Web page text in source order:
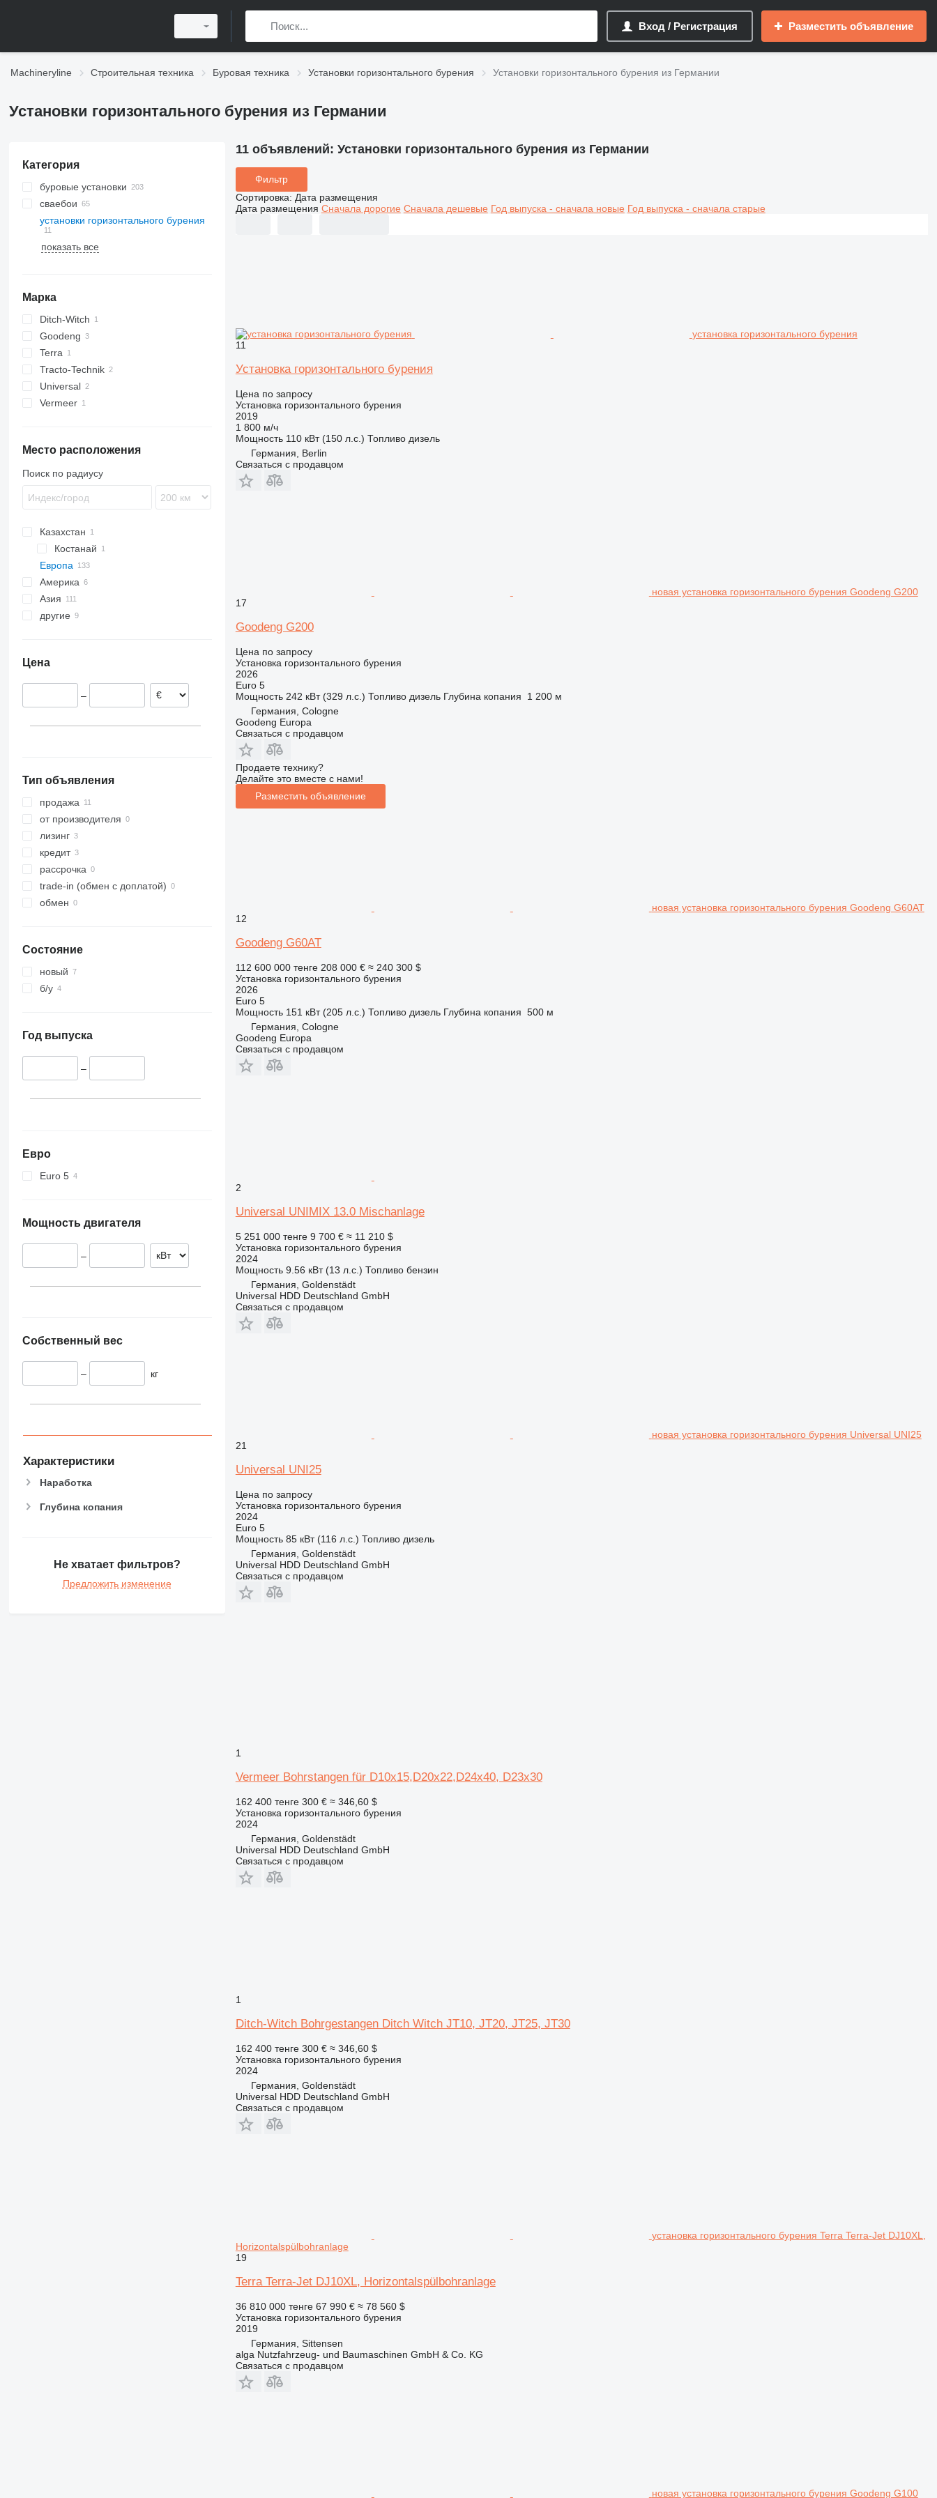
Вход / Регистрация Разместить объявление
Machineryline Строительная техника Буровая техника Установки горизонтального бурения Установки горизонтального бурения из Германии
Установки горизонтального бурения из Германии
Категория
буровые установки
сваебои
установки горизонтального бурения
показать все
Марка
Ditch-Witch
JT
Goodeng
Terra
Tracto-Technik
Universal
Vermeer
Место расположения
Поиск по радиусу
Казахстан
Костанай
Европа
Польша
Италия
Великобритания
Sittensen
Berlin
Бельгия
Литва
Америка
США
Мексика
Азия
Китай
Арабские Эмираты
Грузия
другие
Цена
–
Тип объявления
продажа
от производителя
лизинг
кредит
рассрочка
trade-in (обмен с доплатой)
обмен
Состояние
новый
б/у
Год выпуска
–
Евро
Euro 5
Мощность двигателя
–
Собственный вес
– кг
Характеристики
Наработка
Глубина копания
Не хватает фильтров?
Предложить изменение
11 объявлений: Установки горизонтального бурения из Германии
Фильтр
Сортировка: Дата размещения
Дата размещения Сначала дорогие Сначала дешевые Год выпуска - сначала новые Год выпуска - сначала старые
установка горизонтального бурения
11
Установка горизонтального бурения
Цена по запросу
Установка горизонтального бурения
2019
1 800 м/ч
Мощность 110 кВт (150 л.с.) Топливо дизель
Германия, Berlin
Связаться с продавцом
новая установка горизонтального бурения Goodeng G200
17
Goodeng G200
Цена по запросу
Установка горизонтального бурения
2026
Euro 5
Мощность 242 кВт (329 л.с.) Топливо дизель Глубина копания
1 200 м
Германия, Cologne
Goodeng Europa
Связаться с продавцом
Продаете технику?
Делайте это вместе с нами!
Разместить объявление
новая установка горизонтального бурения Goodeng G60AT
12
Goodeng G60AT
112 600 000 тенге 208 000 € ≈ 240 300 $
Установка горизонтального бурения
2026
Euro 5
Мощность 151 кВт (205 л.с.) Топливо дизель Глубина копания 500 м
Германия, Cologne
Goodeng Europa
Связаться с продавцом
2
Universal UNIMIX 13.0 Mischanlage
5 251 000 тенге 9 700 € ≈ 11 210 $
Установка горизонтального бурения
2024
Мощность 9.56 кВт (13 л.с.) Топливо бензин
Германия, Goldenstädt
Universal HDD Deutschland GmbH
Связаться с продавцом
новая установка горизонтального бурения Universal UNI25
21
Universal UNI25
Цена по запросу
Установка горизонтального бурения
2024
Euro 5
Мощность 85 кВт (116 л.с.) Топливо дизель
Германия, Goldenstädt
Universal HDD Deutschland GmbH
Связаться с продавцом
1
Vermeer Bohrstangen für D10x15,D20x22,D24x40, D23x30
162 400 тенге 300 € ≈ 346,60 $
Установка горизонтального бурения
2024
Германия, Goldenstädt
Universal HDD Deutschland GmbH
Связаться с продавцом
1
Ditch-Witch Bohrgestangen Ditch Witch JT10, JT20, JT25, JT30
162 400 тенге 300 € ≈ 346,60 $
Установка горизонтального бурения
2024
Германия, Goldenstädt
Universal HDD Deutschland GmbH
Связаться с продавцом
установка горизонтального бурения Terra Terra-Jet DJ10XL,
Horizontalspülbohranlage
19
Terra Terra-Jet DJ10XL, Horizontalspülbohranlage
36 810 000 тенге 67 990 € ≈ 78 560 $
Установка горизонтального бурения
2019
Германия, Sittensen
alga Nutzfahrzeug- und Baumaschinen GmbH & Co. KG
Связаться с продавцом
новая установка горизонтального бурения Goodeng G100